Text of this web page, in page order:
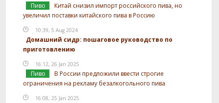
Пиво
Китай снизил импорт российского пива, но
увеличил поставки китайского пива в Россию
10:39, 5 Aug 2024
Домашний сидр: пошаговое руководство по
приготовлению
16:12, 26 Jan 2025
Пиво
В России предложили ввести строгие
ограничения на рекламу безалкогольного пива
16:08, 25 Jan 2025